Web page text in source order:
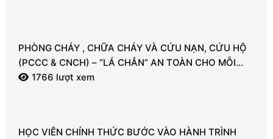
PHÒNG CHÁY , CHỮA CHÁY VÀ CỨU NẠN, CỨU HỘ
(PCCC & CNCH) – “LÁ CHẮN” AN TOÀN CHO MỖI
NGƯỜI
1766 lượt xem
HỌC VIÊN CHÍNH THỨC BƯỚC VÀO HÀNH TRÌNH